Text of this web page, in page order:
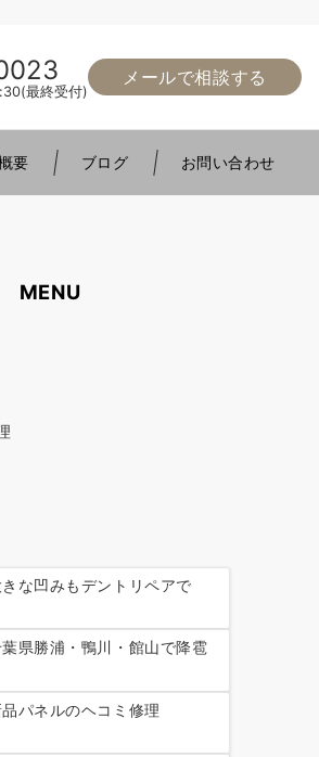
最終受付)
メールで相談する
要 ブログ お問い合わせ
MENU
きな凹みもデントリペアで
県勝浦・鴨川・館山で降雹
品パネルのヘコミ修理